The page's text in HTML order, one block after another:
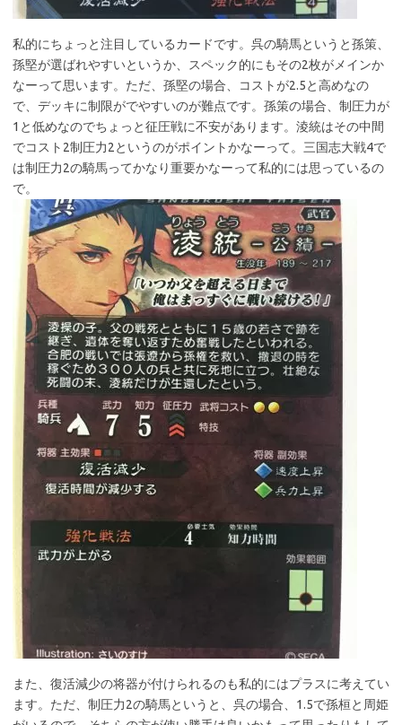
私的にちょっと注目しているカードです。呉の騎馬というと孫策、
孫堅が選ばれやすいというか、スペック的にもその2枚がメインか
なーって思います。ただ、孫堅の場合、コストが2.5と高めなの
で、デッキに制限がでやすいのが難点です。孫策の場合、制圧力が
1と低めなのでちょっと征圧戦に不安があります。淩統はその中間
でコスト2制圧力2というのがポイントかなーって。三国志大戦4で
は制圧力2の騎馬ってかなり重要かなーって私的には思っているの
で。
また、復活減少の将器が付けられるのも私的にはプラスに考えてい
ます。ただ、制圧力2の騎馬というと、呉の場合、1.5で孫桓と周姫